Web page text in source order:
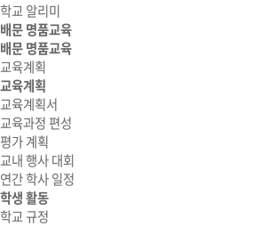
학교 알리미
배문 명품교육
배문 명품교육
교육계획
교육계획
교육계획서
교육과정 편성
평가 계획
교내 행사 대회
연간 학사 일정
학생 활동
학교 규정